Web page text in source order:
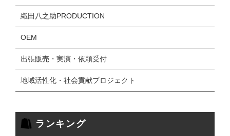
織田八之助PRODUCTION
OEM
出張販売・実演・依頼受付
地域活性化・社会貢献プロジェクト
ランキング